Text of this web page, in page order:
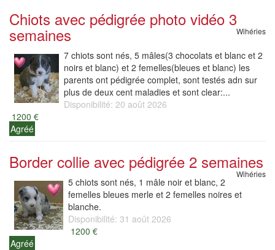
Chiots avec pédigrée photo vidéo 3
semaines Wihéries
7 chiots sont nés, 5 mâles(3 chocolats et blanc et 2
noirs et blanc) et 2 femelles(bleues et blanc) les
parents ont pédigrée complet, sont testés adn sur
plus de deux cent maladies et sont clear:...
Disponibilité: 20 août 2026
1200 €
Agréé
Border collie avec pédigrée 2 semaines
Wihéries
5 chiots sont nés, 1 mâle noir et blanc, 2
femelles bleues merle et 2 femelles noires et
blanche.
Disponibilité: 31 août 2026
1200 €
Agréé